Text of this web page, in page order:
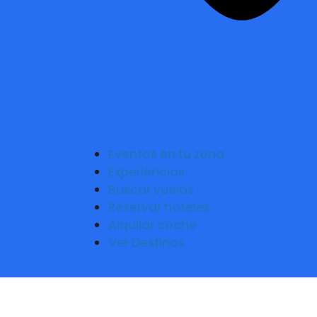
Eventos en tu zona
Experiencias
Buscar vuelos
Reservar hoteles
Alquilar coche
Ver Destinos